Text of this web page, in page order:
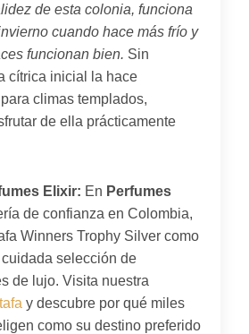
de esta colonia, funciona
cuando hace más frío y
funcionan bien. Sin
cítrica inicial la hace
climas templados,
de ella prácticamente
Elixir: En Perfumes
de confianza en Colombia,
Winners Trophy Silver como
selección de
de lujo. Visita nuestra
y descubre por qué miles
como su destino preferido